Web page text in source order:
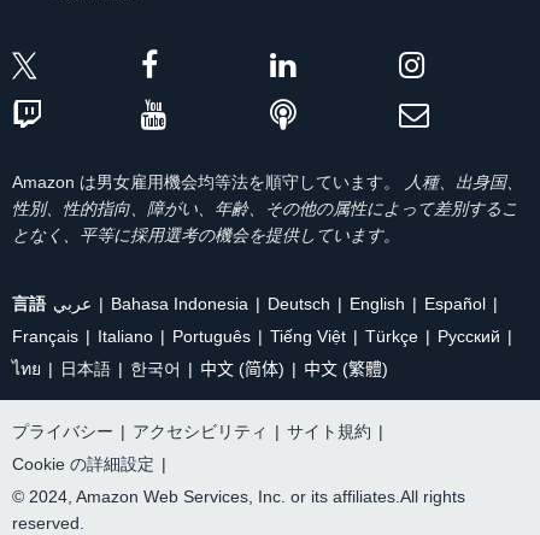
Amazon は男女雇用機会均等法を順守しています。
人種、出身国、
性別、性的指向、障がい、年齢、その他の属性によって差別するこ
となく、平等に採用選考の機会を提供しています。
言語 عربي Bahasa Indonesia Deutsch English
Español
Français
Italiano Português Tiếng Việt Türkçe
Ρусский
ไทย
日本語 한국어 中文 (简体) 中文 (繁體)
プライバシー | アクセシビリティ | サイト規約 |
Cookie の詳細設定 |
© 2024, Amazon Web Services, Inc. or its affiliates.All rights
reserved.